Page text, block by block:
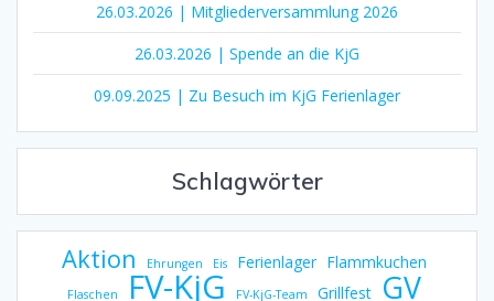
26.03.2026 | Mitgliederversammlung 2026
26.03.2026 | Spende an die KjG
09.09.2025 | Zu Besuch im KjG Ferienlager
Schlagwörter
Aktion Ehrungen Eis Ferienlager Flammkuchen
Flaschen FV-KjG FV-KjG-Team Grillfest GV